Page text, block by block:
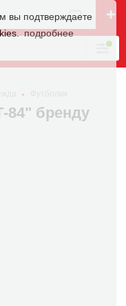
вы подтверждаете
подробнее
84" бренду